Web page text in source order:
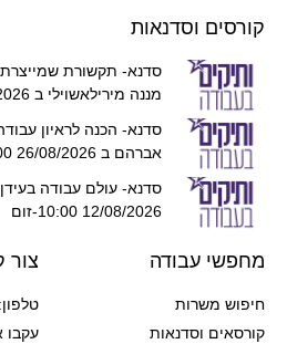
קורסים וסדנאות
סדנא- תקשורת שמייצרת
מננה מירילאשוילי ב 19/08/2026 10:00-זום
אברהם ב 26/08/2026 10:00-זום
12/08/2026 10:00-זום
מחפשי עבודה
חיפוש משרות
קורסאים וסדנאות
צור
טלפון:
עקבו